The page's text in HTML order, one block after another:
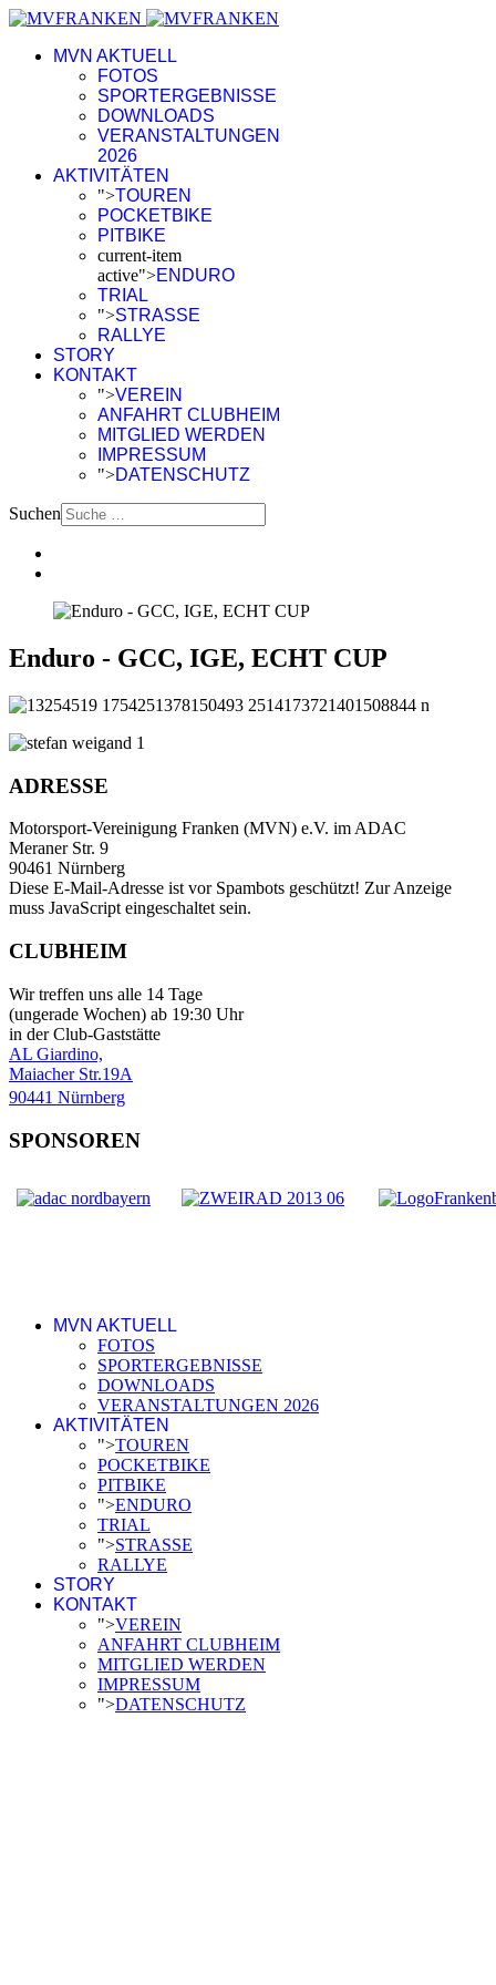
MVN AKTUELL
FOTOS
SPORTERGEBNISSE
DOWNLOADS
VERANSTALTUNGEN
2026
AKTIVITÄTEN
">TOUREN
POCKETBIKE
PITBIKE
current-item
active">ENDURO
TRIAL
">STRASSE
RALLYE
STORY
KONTAKT
">VEREIN
ANFAHRT CLUBHEIM
MITGLIED WERDEN
IMPRESSUM
">DATENSCHUTZ
Suchen
Enduro - GCC, IGE, ECHT CUP
ADRESSE
Motorsport-Vereinigung Franken (MVN) e.V. im ADAC
Meraner Str. 9
90461 Nürnberg
Diese E-Mail-Adresse ist vor Spambots geschützt! Zur Anzeige
muss JavaScript eingeschaltet sein.
CLUBHEIM
Wir treffen uns alle 14 Tage
(ungerade Wochen) ab 19:30 Uhr
in der Club-Gaststätte
AL Giardino,
Maiacher Str.19A
90441 Nürnberg
SPONSOREN
MVN AKTUELL
FOTOS
SPORTERGEBNISSE
DOWNLOADS
VERANSTALTUNGEN 2026
AKTIVITÄTEN
">TOUREN
POCKETBIKE
PITBIKE
">ENDURO
TRIAL
">STRASSE
RALLYE
STORY
KONTAKT
">VEREIN
ANFAHRT CLUBHEIM
MITGLIED WERDEN
IMPRESSUM
">DATENSCHUTZ